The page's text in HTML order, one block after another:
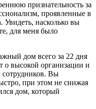
признательность за
проявленные в
Увидеть, насколько вы
для меня было
дом всего за 22 дня
о высокой организации и
сотрудников. Вы
при этом не снижая
дом, который